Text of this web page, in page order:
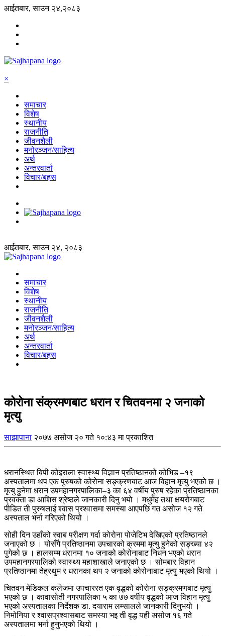
आईतबार, साउन २४,२०८३
×
समाचार
विशेष
स्थानीय
राजनीति
जीवनशैली
मनोरञ्जन/साहित्य
अर्थ
अन्तरवार्ता
विचार/बहस
आईतबार, साउन २४, २०८३
समाचार
विशेष
स्थानीय
राजनीति
जीवनशैली
मनोरञ्जन/साहित्य
अर्थ
अन्तरवार्ता
विचार/बहस
कोरोना संक्रमणबाट धरान र चितवनमा २ जनाको
मृत्यु
साझापाना २०७७ असोज २० गते १०:४३ मा प्रकाशित
धरानस्थित बिपी कोइराला स्वास्थ्य विज्ञान प्रतिष्ठानको कोभिड –१९
अस्पतालमा थप एक पुरुषको कोरोना सङ्क्रणबाट आज विहान मृत्यु भएको छ ।
मृत्यु हुनेमा धरान उपमहानगरपालिका–३ का ६४ वर्षीय पुरुष रहेका प्रतिष्ठानका
प्रवक्ता डा आशिस श्रेष्ठले जानकारी दिनु भयो । मधुमेह तथा क्षयरोगबाट
पीडित ती पुरुषलाई श्वास प्रश्वासमा समस्या आएपछि गत असोज १२ गते
अस्पताल भर्ना गरिएको थियो ।
सोही दिन उहाँको स्वाब परीक्षण गर्दा कोरोना पोजेटिभ देखिएको प्रतिष्ठानले
जनाएको छ । योसँगै प्रतिष्ठानमा उपचारको क्रममा मृत्यु हुनेको सङ्ख्या ४२
पुगेको छ । हालसम्म धरानमा १० जनाको कोरोनाबाट निधन भएको धरान
उपमहानगरपालिको स्वास्थ्य महाशाखाले जनाएको छ । सोमबार विहान
प्रतिष्ठानमा तेह्रथुम र धरानका थप २ जनाको कोरोनाबाट मृत्यु भएको थियो ।
चितवन मेडिकल कलेजमा उपचाररत एक वृद्धको कोरोना सङ्क्रमणबाट मृत्यु
भएको छ । कावासोती नगरपालिका ५ का ७७ वर्षीय वृद्धको आज विहान मृत्यु
भएको अस्पतालका निर्देशक डा. दयाराम लम्सालले जानकारी दिनुभयो ।
निमोनिया र श्वासप्रश्वासबाट समस्या भइ ती वृद्ध यही असोज १६ गते
अस्पतालमा भर्ना हुनुभएको थियो ।